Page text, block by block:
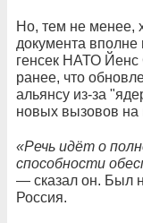
Но, тем не менее,
документа
генсек НАТО Йенс
ранее, что
альянсу из-за
новых вызовов на
«Речь идёт о
способности
— сказал он. Был
Россия.